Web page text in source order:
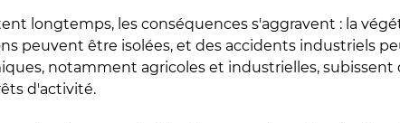
longtemps, les conséquences s'aggravent : la
peuvent être isolées, et des accidents industriels
notamment agricoles et industrielles, subissent
d'activité.